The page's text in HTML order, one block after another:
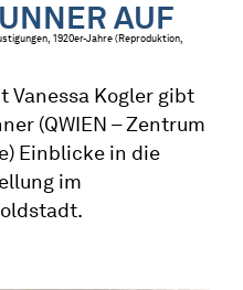
AUF
1920er-Jahre (Reproduktion,
Vanessa Kogler gibt
(QWIEN – Zentrum
Einblicke in die
im